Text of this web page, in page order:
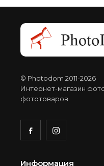
© Photodom 2011-2026
Интернет-магазин
фототоваров
Информация